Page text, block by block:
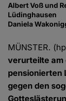
Albert Voß und
Lüdinghausen
Daniela
MÜNSTER.
verurteilte am
pensionierten
gegen den